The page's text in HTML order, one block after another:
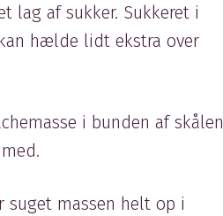
af sukker. Sukkeret i
hælde lidt ekstra over
i bunden af skålen
suget massen helt op i